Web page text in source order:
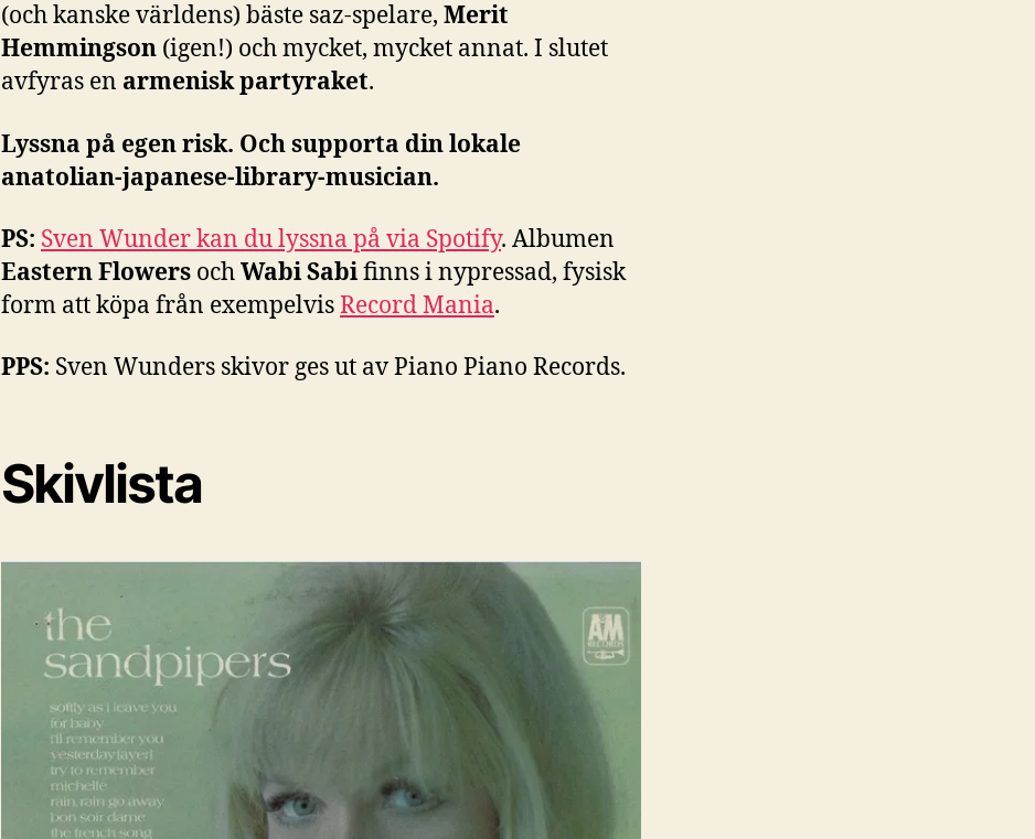
(och kanske världens) bäste saz-spelare, Merit
Hemmingson (igen!) och mycket, mycket annat. I slutet
avfyras en armenisk partyraket.
Lyssna på egen risk. Och supporta din lokale
anatolian-japanese-library-musician.
PS: Sven Wunder kan du lyssna på via Spotify. Albumen
Eastern Flowers ochWabi Sabifinns i nypressad, fysisk
form att köpa från exempelvisRecord Mania.
PPS: Sven Wunders skivor ges ut av Piano Piano Records.
Skivlista